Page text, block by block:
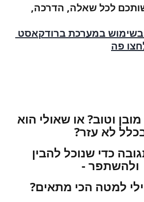
לכל שאלה, הדרכה,
בשימוש במערכת ברודקאסט
פה
וטוב? או שאולי הוא
לא עזר?
כדי שנוכל להבין
ולהשתפר -
למטה הכי מתאים?